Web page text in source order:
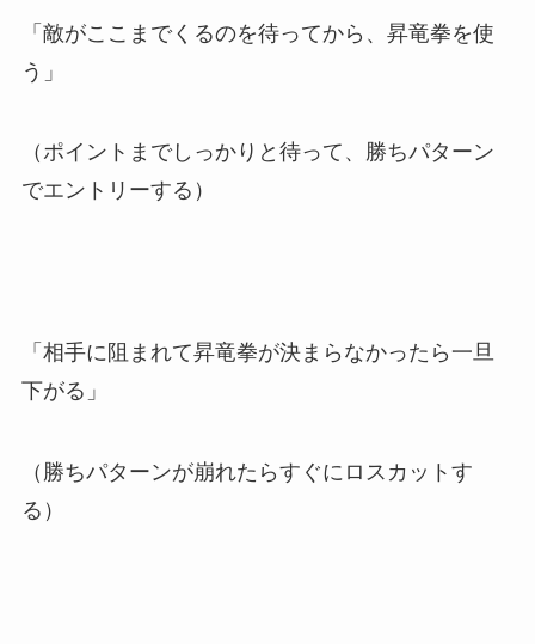
「敵がここまでくるのを待ってから、昇竜拳を使
う」
（ポイントまでしっかりと待って、勝ちパターン
でエントリーする）
「相手に阻まれて昇竜拳が決まらなかったら一旦
下がる」
（勝ちパターンが崩れたらすぐにロスカットす
る）